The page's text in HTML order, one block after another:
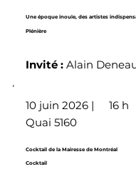
Une époque inouïe, des artistes
Plénière
Invité : Alain
Cocktail de la Mairesse de Montréal
Cocktail
16 h
10 juin 2026 |
Quai 5160